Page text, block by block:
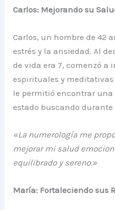
Carlos: Mejorando su
Carlos, un hombre de 42
estrés y la ansiedad. Al
de vida era 7, comenzó a
espirituales y
le permitió encontrar
estado buscando durante
«La numerología me
mejorar mi salud
equilibrado y sereno.»
María: Fortaleciendo sus